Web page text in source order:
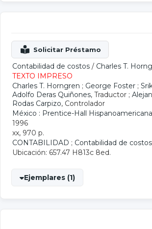
Contabilidad de costos / Charles T.
TEXTO IMPRESO
Charles T. Horngren ; George Foster ;
Adolfo Deras Quiñones, Traductor ;
Rodas Carpizo, Controlador
México : Prentice-Hall Hispanoamericana
1996
xx, 970 p.
CONTABILIDAD ; Contabilidad de costos
Ubicación: 657.47 H813c 8ed.
Ejemplares (1)